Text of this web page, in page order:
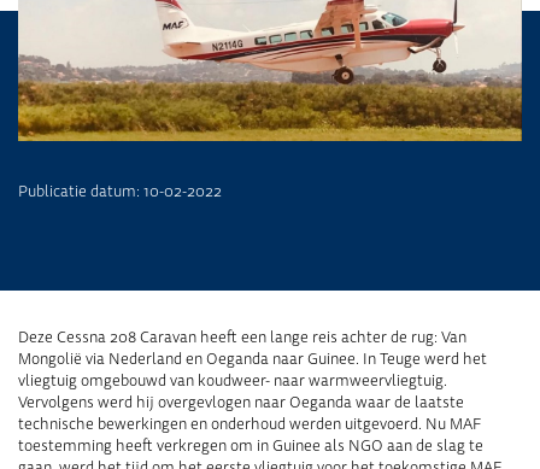
Publicatie datum: 10-02-2022
Deze Cessna 208 Caravan heeft een lange reis achter de rug: Van
Mongolië via Nederland en Oeganda naar Guinee. In Teuge werd het
vliegtuig omgebouwd van koudweer- naar warmweervliegtuig.
Vervolgens werd hij overgevlogen naar Oeganda waar de laatste
technische bewerkingen en onderhoud werden uitgevoerd. Nu MAF
toestemming heeft verkregen om in Guinee als NGO aan de slag te